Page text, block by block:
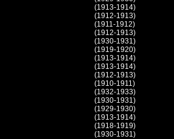
(1913-1914)
(1912-1913)
(1911-1912)
(1912-1913)
(1930-1931)
(1919-1920)
(1913-1914)
(1913-1914)
(1912-1913)
(1910-1911)
(1932-1933)
(1930-1931)
(1929-1930)
(1913-1914)
(1918-1919)
(1930-1931)